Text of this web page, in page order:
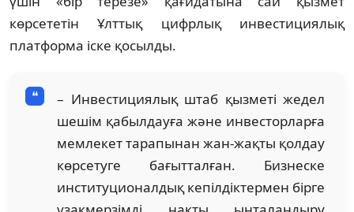
көрсететін Ұлттық цифрлық инвестициялық
платформа іске қосылды.
– Инвестициялық штаб қызметі жедел
шешім қабылдауға және инвесторларға
мемлекет тарапынан жан-жақты қолдау
көрсетуге бағытталған. Бизнеске
институционалдық кепілдіктермен бірге